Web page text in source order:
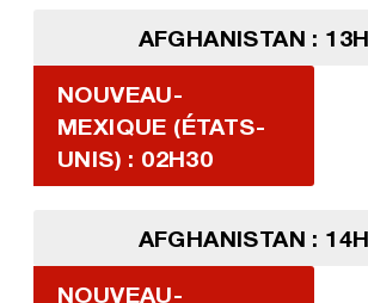
AFGHANISTAN :
NOUVEAU-
MEXIQUE (ÉTATS-
UNIS) : 02H30
AFGHANISTAN :
NOUVEAU-